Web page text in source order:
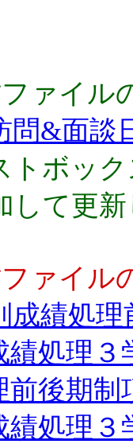
ァイル
問&面
トボッ
して更
ァイル
成績処
績処理
前後期
績処理